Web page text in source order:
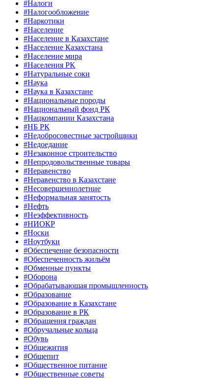
#Налоги
#Налогообложение
#Наркотики
#Население
#Население в Казахстане
#Население Казахстана
#Население мира
#Населения РК
#Натуральные соки
#Наука
#Наука в Казахстане
#Национальные породы
#Национальный фонд РК
#Нацкомпании Казахстана
#НБ РК
#Недобросовестные застройщики
#Недоедание
#Незаконное строительство
#Непродовольственные товары
#Неравенство
#Неравенство в Казахстане
#Несовершеннолетние
#Неформальная занятость
#Нефть
#Неэффективность
#НИОКР
#Носки
#Ноутбуки
#Обеспечение безопасности
#Обеспеченность жильём
#Обменные пункты
#Оборона
#Обрабатывающая промышленность
#Образование
#Образование в Казахстане
#Образование в РК
#Обращения граждан
#Обручальные кольца
#Обувь
#Общежития
#Общепит
#Общественное питание
#Общественные советы